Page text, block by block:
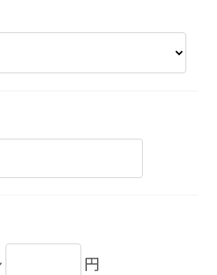
円